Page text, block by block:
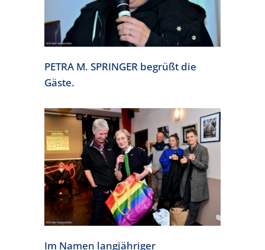
PETRA M. SPRINGER begrüßt die
Gäste.
Im Namen langjähriger